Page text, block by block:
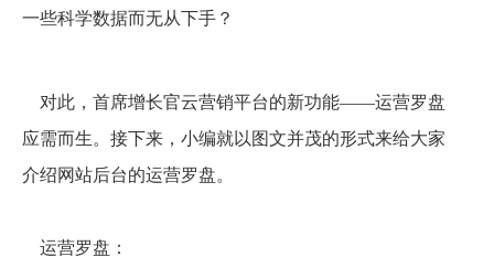
一些科学数据而无从下手？
对此，首席增长官云营销平台的新功能——运营罗盘
应需而生。接下来，小编就以图文并茂的形式来给大家
介绍网站后台的运营罗盘。
运营罗盘：